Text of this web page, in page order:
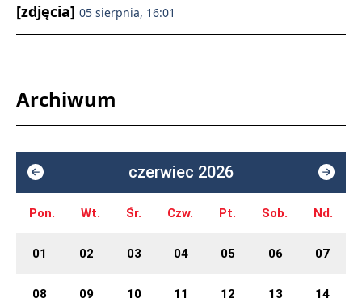
[zdjęcia] 05 sierpnia, 16:01
Archiwum
czerwiec 2026
Pon. Wt. Śr. Czw. Pt. Sob. Nd.
01 02 03 04 05 06 07
08 09 10 11 12 13 14